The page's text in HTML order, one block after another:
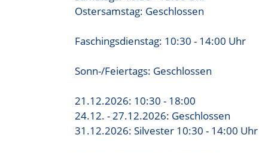
Ostersamstag: Geschlossen
Faschingsdienstag: 10:30 - 14:00 Uhr
Sonn-/Feiertags: Geschlossen
21.12.2026: 10:30 - 18:00
24.12. - 27.12.2026: Geschlossen
31.12.2026: Silvester 10:30 - 14:00 Uhr